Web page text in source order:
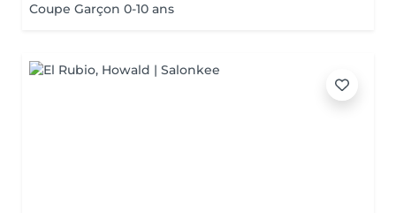
Coupe Garçon 0-10 ans